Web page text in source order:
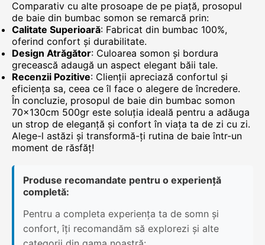
Comparativ cu alte prosoape de pe piață, prosopul
de baie din bumbac somon se remarcă prin:
Calitate Superioară: Fabricat din bumbac 100%,
oferind confort și durabilitate.
Design Atrăgător: Culoarea somon și bordura
grecească adaugă un aspect elegant băii tale.
Recenzii Pozitive: Clienții apreciază confortul și
eficiența sa, ceea ce îl face o alegere de încredere.
În concluzie, prosopul de baie din bumbac somon
70x130cm 500gr este soluția ideală pentru a adăuga
un strop de eleganță și confort în viața ta de zi cu zi.
Alege-l astăzi și transformă-ți rutina de baie într-un
moment de răsfăț!
Produse recomandate pentru o experiență
completă:
Pentru a completa experiența ta de somn și
confort, îți recomandăm să explorezi și alte